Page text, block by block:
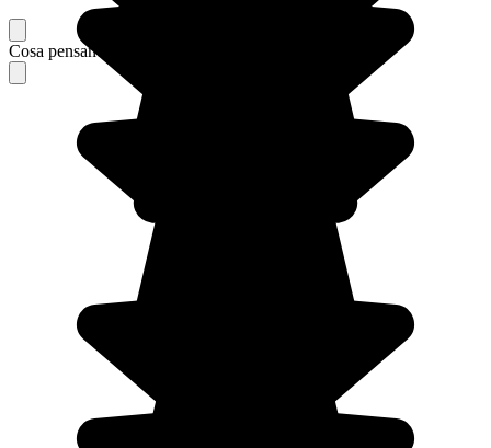
Cosa pensano i nostri viaggiatori del loro soggiorno